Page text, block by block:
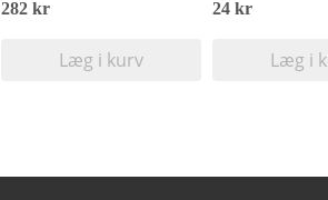
282 kr
Læg i kurv
24 kr
Læg i